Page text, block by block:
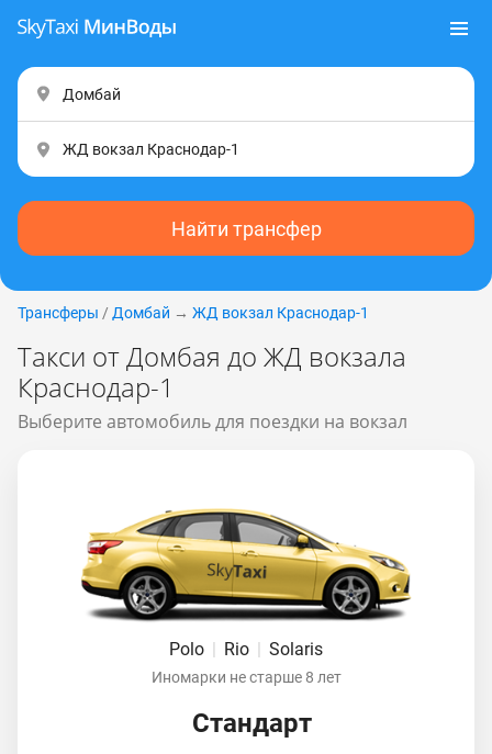
Найти трансфер
Трансферы / Домбай → ЖД вокзал Краснодар-1
Такси от Домбая до ЖД вокзала
Краснодар-1
Выберите автомобиль для поездки на вокзал
Polo | Rio | Solaris
Иномарки не старше 8 лет
Стандарт